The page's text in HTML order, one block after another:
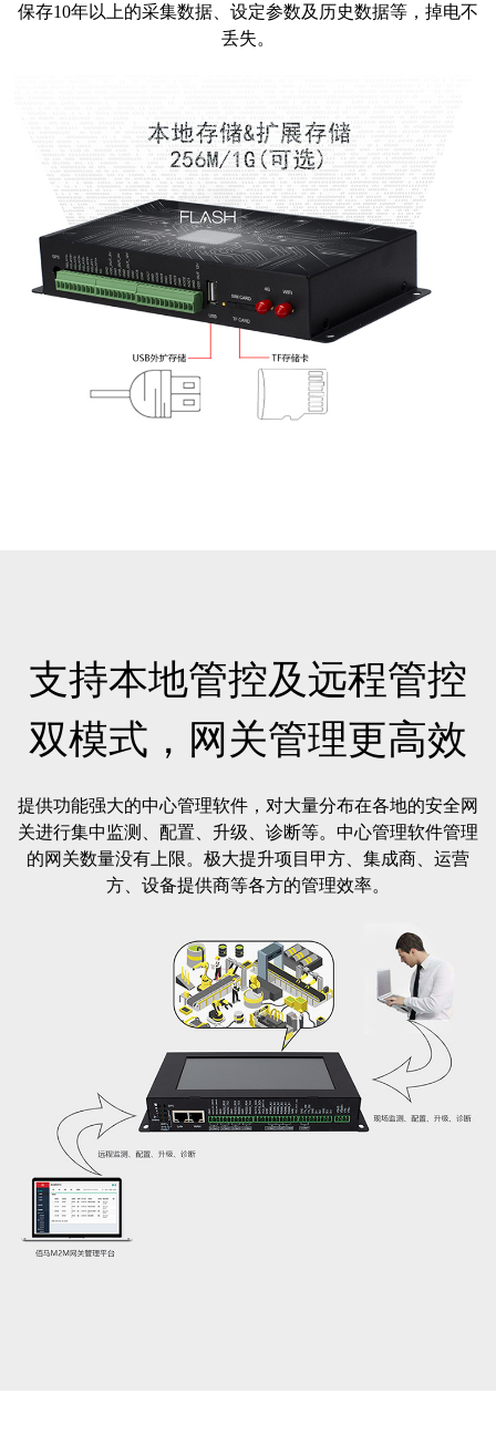
保存10年以上的采集数据、设定参数及历史数据等，掉电不
丢失。
支持本地管控及远程管控
双模式，网关管理更高效
提供功能强大的中心管理软件，对大量分布在各地的安全网
关进行集中监测、配置、升级、诊断等。中心管理软件管理
的网关数量没有上限。极大提升项目甲方、集成商、运营
方、设备提供商等各方的管理效率。